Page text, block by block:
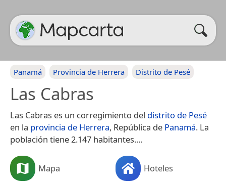
Panamá Provincia de Herrera Distrito de Pesé
Las Cabras
Las Cabras es un corregimiento del distrito de Pesé
en la provincia de Herrera, República de Panamá. La
población tiene 2.147 habitantes.​…
Mapa Hoteles